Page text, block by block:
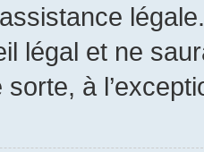
légal et ne
sorte, à